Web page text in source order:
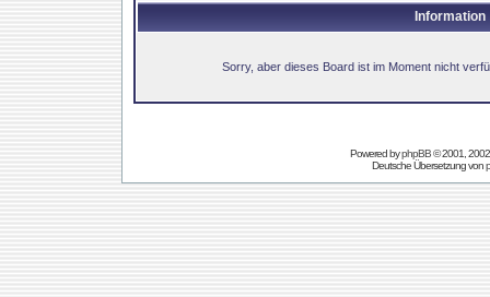
Information
Sorry, aber dieses Board ist im Moment nicht
Powered byphpBB© 2001,
Deutsche Übersetzung von